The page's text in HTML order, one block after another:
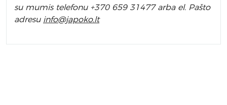
su mumis telefonu +370 659 31477 arba el. Pašto
adresu info@japoko.lt